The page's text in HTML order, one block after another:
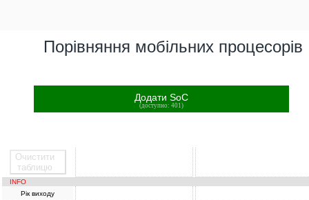
Порівняння мобільних процесорів
Додати SoC
(доступно: 401)
Очистити
таблицю
INFO
Рік виходу